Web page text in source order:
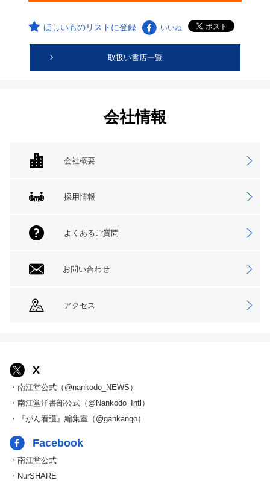
ほしいものリストに登録 いいね
取扱い書店一覧
会社情報
会社概要
採用情報
よくあるご質問
お問い合わせ
アクセス
X
・南江堂公式（@nankodo_NEWS）
・南江堂洋書部公式（@Nankodo_Intl）
・『がん看護』編集室（@gankango）
Facebook
・南江堂公式
・NurSHARE